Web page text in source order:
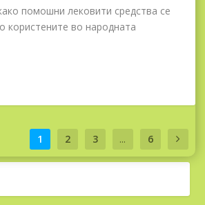
помошни лековити средства се
користените во народната
1 2 3 ... 6